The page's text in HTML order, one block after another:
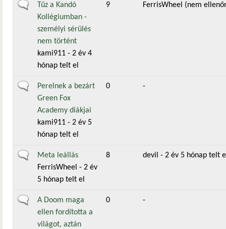
Általános téma
Tűz a Kandó
Kollégiumban -
személyi sérülés
nem történt
kami911 - 2 év 4
hónap telt el
9 FerrisWheel (nem
Általános téma
Perelnek a bezárt
Green Fox
Academy diákjai
kami911 - 2 év 5
hónap telt el
0 -
Általános téma
Meta leállás
FerrisWheel - 2 év
5 hónap telt el
8 devil - 2 év 5 hónap telt
Általános téma
A Doom maga
ellen fordította a
világot, aztán
0 -